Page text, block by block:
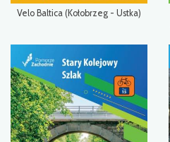
Velo Baltica (Kołobrzeg - Ustka)